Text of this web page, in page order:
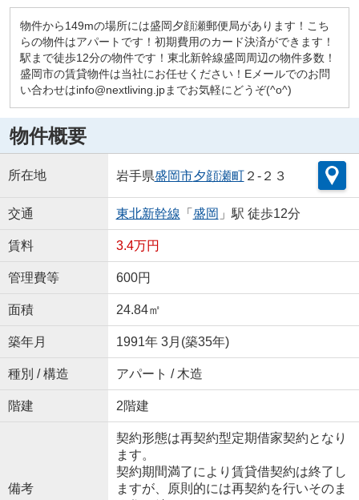
物件から149mの場所には盛岡夕顔瀬郵便局があります！こち
らの物件はアパートです！初期費用のカード決済ができます！
駅まで徒歩12分の物件です！東北新幹線盛岡周辺の物件多数！
盛岡市の賃貸物件は当社にお任せください！Eメールでのお問
い合わせはinfo@nextliving.jpまでお気軽にどうぞ(^o^)
物件概要
所在地 岩手県盛岡市夕顔瀬町２-２３
交通 東北新幹線 「 盛岡 」駅 徒歩12分
賃料 3.4万円
管理費等 600円
面積 24.84㎡
築年月 1991年 3月(築35年)
種別 / 構造 アパート / 木造
階建 2階建
備考
契約形態は再契約型定期借家契約となり
ます。
契約期間満了により賃貸借契約は終了し
ますが、原則的には再契約を行いそのま